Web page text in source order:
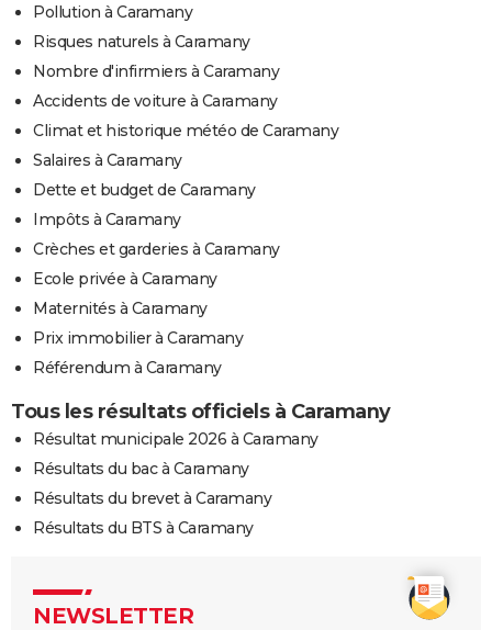
Pollution à Caramany
Risques naturels à Caramany
Nombre d'infirmiers à Caramany
Accidents de voiture à Caramany
Climat et historique météo de Caramany
Salaires à Caramany
Dette et budget de Caramany
Impôts à Caramany
Crèches et garderies à Caramany
Ecole privée à Caramany
Maternités à Caramany
Prix immobilier à Caramany
Référendum à Caramany
Tous les résultats officiels à Caramany
Résultat municipale 2026 à Caramany
Résultats du bac à Caramany
Résultats du brevet à Caramany
Résultats du BTS à Caramany
NEWSLETTER